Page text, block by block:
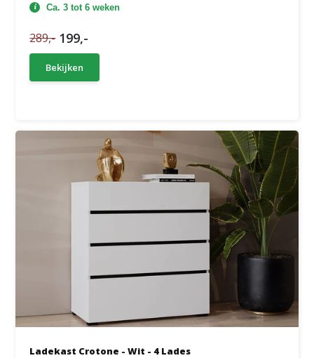
Ca. 3 tot 6 weken
289,- 199,-
Bekijken
Ladekast Crotone - Wit - 4 Lades